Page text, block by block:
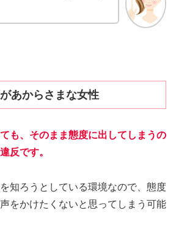
あからさまな女性
も、そのまま態度に出してしまうの
反です。
知ろうとしている環境なので、態度
をかけたくないと思ってしまう可能